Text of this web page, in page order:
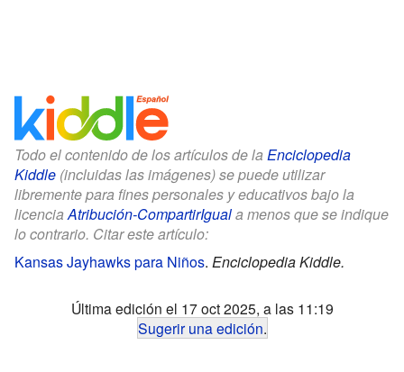
Todo el contenido de los artículos de la Enciclopedia
Kiddle (incluidas las imágenes) se puede utilizar
libremente para fines personales y educativos bajo la
licenciaAtribución-CompartirIguala menos que se indique
lo contrario. Citar este artículo:
Kansas Jayhawks para Niños. Enciclopedia Kiddle.
Última edición el 17 oct 2025, a las 11:19
Sugerir una edición.